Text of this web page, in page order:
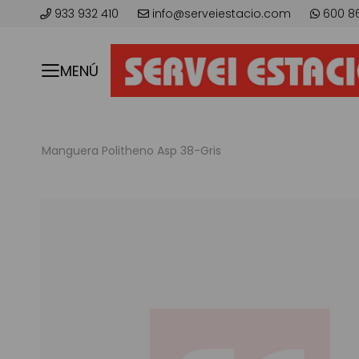
933 932 410 info@serveiestacio.com 600
MENÚ
Manguera Politheno Asp 38-Gris